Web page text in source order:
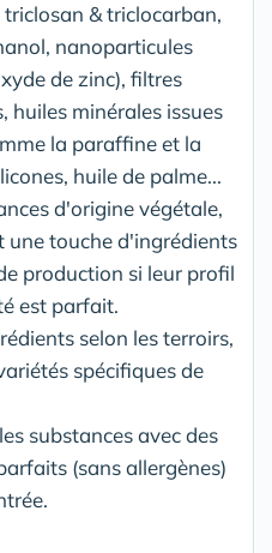
& triclocarban,
nanoparticules
de zinc), filtres
huiles minérales issues
la paraffine et la
huile de palme...
d'origine végétale,
une touche d'ingrédients
production si leur profil
est parfait.
selon les terroirs,
spécifiques de
substances avec des
(sans allergènes)